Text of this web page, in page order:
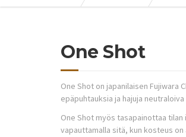
One Shot
One Shot on japanilaisen Fujiwara
epäpuhtauksia ja hajuja neutraloiva
One Shot myös tasapainottaa
vapauttamalla sitä, kun kosteus on